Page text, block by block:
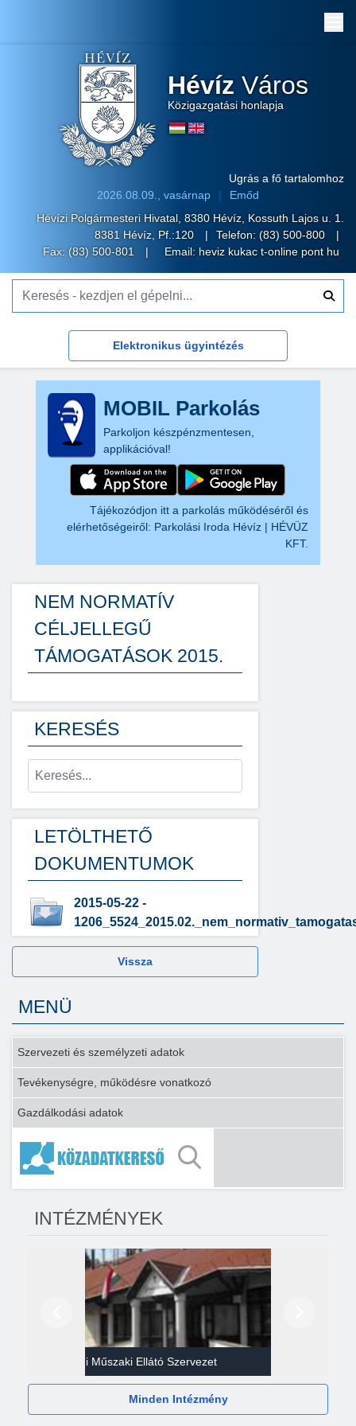
Hévíz Város
Közigazgatási honlapja
Ugrás a fő tartalomhoz
2026.08.09., vasárnap
Emőd
Hévízi Polgármesteri Hivatal, 8380 Hévíz, Kossuth Lajos u. 1.
8381 Hévíz, Pf.:120
Telefon: (83) 500-800
Fax: (83) 500-801
Email: heviz kukac t-online pont hu
Elektronikus ügyintézés
MOBIL Parkolás
Parkoljon készpénzmentesen,
applikációval!
Tájékozódjon itt a parkolás működéséről és
elérhetőségeiről: Parkolási Iroda Hévíz | HÉVÜZ
KFT.
NEM NORMATÍV
CÉLJELLEGŰ
TÁMOGATÁSOK 2015.
KERESÉS
LETÖLTHETŐ
DOKUMENTUMOK
2015-05-22 -
Vissza
MENÜ
Szervezeti és személyzeti adatok
Tevékenységre, működésre vonatkozó
Gazdálkodási adatok
INTÉZMÉNYEK
Gazdasági Műszaki Ellátó Szervezet
Minden Intézmény